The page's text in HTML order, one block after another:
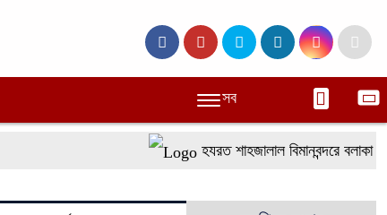
সব
হযরত শাহজালাল বিমানবন্দরে বলাকা